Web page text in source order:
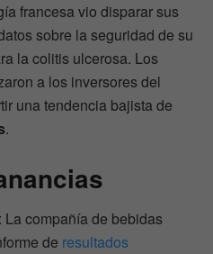
francesa vio disparar sus
sobre la seguridad de su
la colitis ulcerosa. Los
a los inversores del
una tendencia bajista de
.
La compañía de bebidas
de resultados